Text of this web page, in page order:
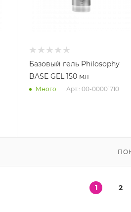
Базовый гель Philosophy
BASE GEL 150 мл
Много Арт.: 00-00001710
1 2